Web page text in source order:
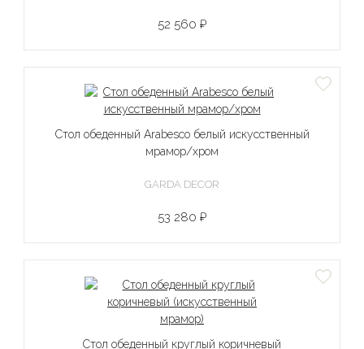
52 560 ₽
Стол обеденный Arabesco белый искусственный
мрамор/хром
GARDA DECOR
53 280 ₽
Стол обеденный круглый коричневый